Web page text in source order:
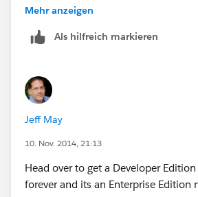
your dev org - a certification is great
And go to your User Group locally
others. You may even find people
willing to have your help on their Org
gets you experience in a lower stress
Good luck! You can do it!
Mehr anzeigen
Als hilfreich markieren
Jeff May
10. Nov. 2014, 21:13
Head over to get a Developer
forever and its an Enterprise Edition